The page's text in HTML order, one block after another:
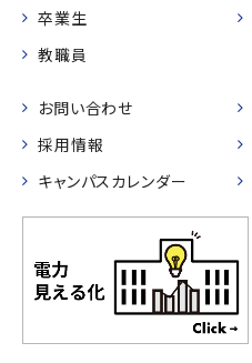
卒業生
教職員
お問い合わせ
採用情報
キャンパスカレンダー